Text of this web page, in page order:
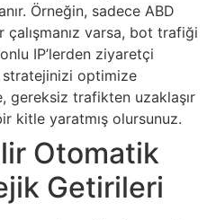
Örneğin, sadece ABD
çalışmanız varsa, bot trafiği
IP’lerden ziyaretçi
optimize
gereksiz trafikten uzaklaşır
kitle yaratmış olursunuz.
Otomatik
Getirileri